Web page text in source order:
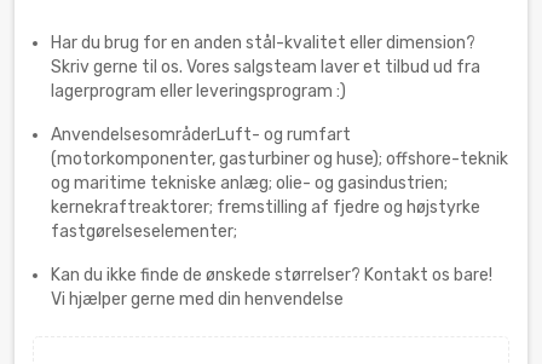
Har du brug for en anden stål-kvalitet eller dimension?
Skriv gerne til os. Vores salgsteam laver et tilbud ud fra
lagerprogram eller leveringsprogram :)
AnvendelsesområderLuft- og rumfart
(motorkomponenter, gasturbiner og huse); offshore-teknik
og maritime tekniske anlæg; olie- og gasindustrien;
kernekraftreaktorer; fremstilling af fjedre og højstyrke
fastgørelseselementer;
Kan du ikke finde de ønskede størrelser? Kontakt os bare!
Vi hjælper gerne med din henvendelse